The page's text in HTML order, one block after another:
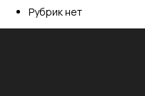
Рубрик нет